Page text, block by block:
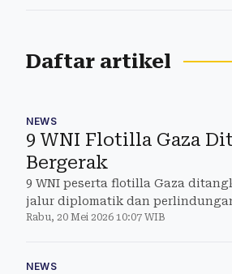
Daftar artikel
NEWS
9 WNI Flotilla Gaza
Bergerak
9 WNI peserta flotilla Gaza
jalur diplomatik dan
Rabu, 20 Mei 2026 10:07 WIB
NEWS